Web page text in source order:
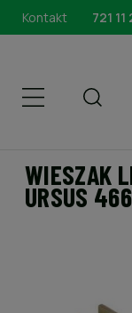
Kontakt 721 11
WIESZAK
URSUS